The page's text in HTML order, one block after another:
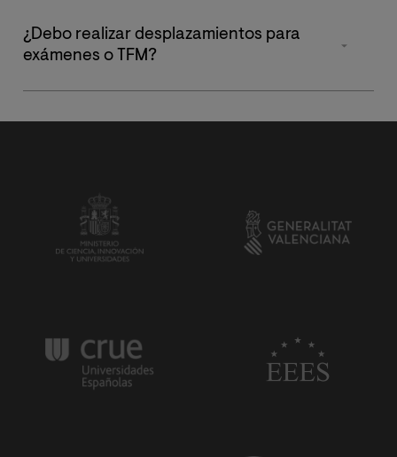
en el ámbito de la geriatría o gerontología, puedes
solicitar el reconocimiento de créditos. La solicitud
¿Debo realizar desplazamientos para
exámenes o TFM?
de Maestría se realizan de forma remota 100% virtual,